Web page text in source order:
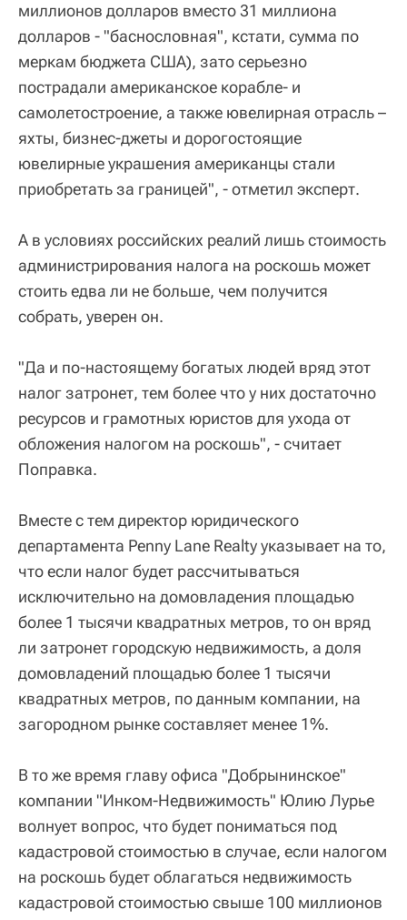
миллионов долларов вместо 31 миллиона
долларов - "баснословная", кстати, сумма по
меркам бюджета США), зато серьезно
пострадали американское корабле- и
самолетостроение, а также ювелирная отрасль –
яхты, бизнес-джеты и дорогостоящие
ювелирные украшения американцы стали
приобретать за границей", - отметил эксперт.
А в условиях российских реалий лишь стоимость
администрирования налога на роскошь может
стоить едва ли не больше, чем получится
собрать, уверен он.
"Да и по-настоящему богатых людей вряд этот
налог затронет, тем более что у них достаточно
ресурсов и грамотных юристов для ухода от
обложения налогом на роскошь", - считает
Поправка.
Вместе с тем директор юридического
департамента Penny Lane Realty указывает на то,
что если налог будет рассчитываться
исключительно на домовладения площадью
более 1 тысячи квадратных метров, то он вряд
ли затронет городскую недвижимость, а доля
домовладений площадью более 1 тысячи
квадратных метров, по данным компании, на
загородном рынке составляет менее 1%.
В то же время главу офиса "Добрынинское"
компании "Инком-Недвижимость" Юлию Лурье
волнует вопрос, что будет пониматься под
кадастровой стоимостью в случае, если налогом
на роскошь будет облагаться недвижимость
кадастровой стоимостью свыше 100 миллионов